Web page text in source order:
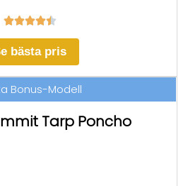

bästa pris
Bonus-Modell
Tarp Poncho